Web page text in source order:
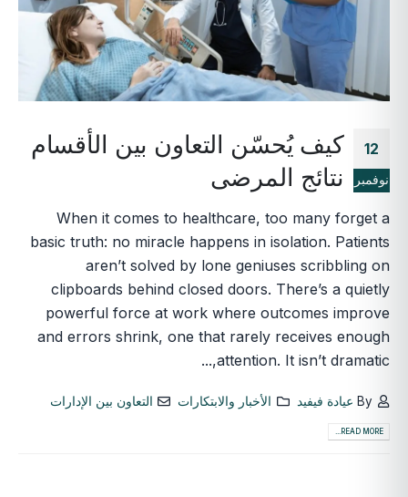
12
نوفمبر
كيف يُحسّن التعاون بين الأقسام
نتائج المرضى
When it comes to healthcare, too many forget a
basic truth: no miracle happens in isolation. Patients
aren’t solved by lone geniuses scribbling on
clipboards behind closed doors. There’s a quietly
powerful force at work where outcomes improve
and errors shrink, one that rarely receives enough
attention. It isn’t dramatic,...
By عيادة فيفيد الأخبار والابتكارات التعاون بين الإدارات
READ MORE...